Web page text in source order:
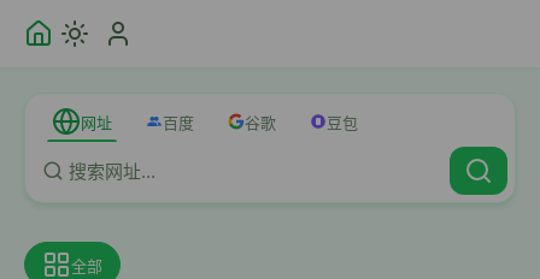
网址 百度 谷歌 豆包
全部